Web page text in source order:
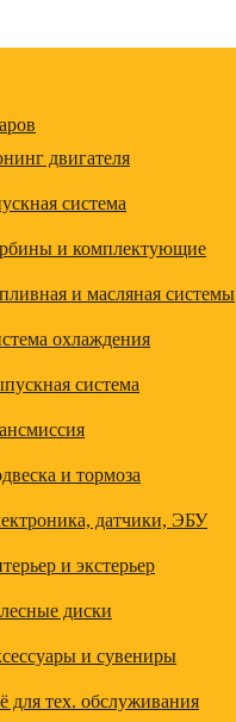
двигателя
система
и комплектующие
и масляная системы
охлаждения
система
и тормоза
датчики, ЭБУ
и экстерьер
диски
и сувениры
для тех. обслуживания